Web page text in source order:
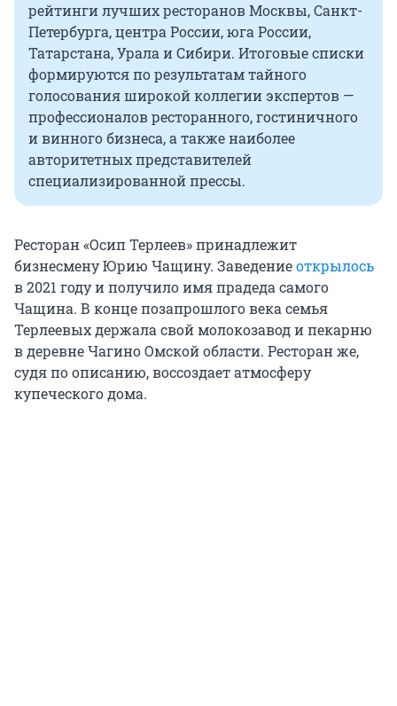
рейтинги лучших ресторанов Москвы, Санкт-
Петербурга, центра России, юга России,
Татарстана, Урала и Сибири. Итоговые списки
формируются по результатам тайного
голосования широкой коллегии экспертов —
профессионалов ресторанного, гостиничного
и винного бизнеса, а также наиболее
авторитетных представителей
специализированной прессы.
Ресторан «Осип Терлеев» принадлежит
бизнесмену Юрию Чащину. Заведениеоткрылось
в 2021 году и получило имя прадеда самого
Чащина. В конце позапрошлого века семья
Терлеевых держала свой молокозавод и пекарню
в деревне Чагино Омской области. Ресторан же,
судя по описанию, воссоздает атмосферу
купеческого дома.